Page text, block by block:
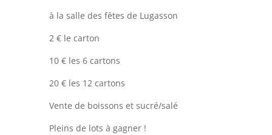
à la salle des fêtes de Lugasson
2 € le carton
10 € les 6 cartons
20 € les 12 cartons
Vente de boissons et sucré/salé
Pleins de lots à gagner !